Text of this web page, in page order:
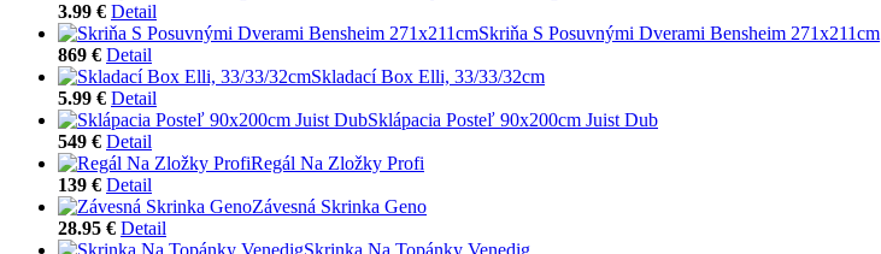
3.99 € Detail
Skriňa S Posuvnými Dverami Bensheim 271x211cm
869 € Detail
Skladací Box Elli, 33/33/32cm
5.99 € Detail
Sklápacia Posteľ 90x200cm Juist Dub
549 € Detail
Regál Na Zložky Profi
139 € Detail
Závesná Skrinka Geno
28.95 € Detail
Skrinka Na Topánky Venedig